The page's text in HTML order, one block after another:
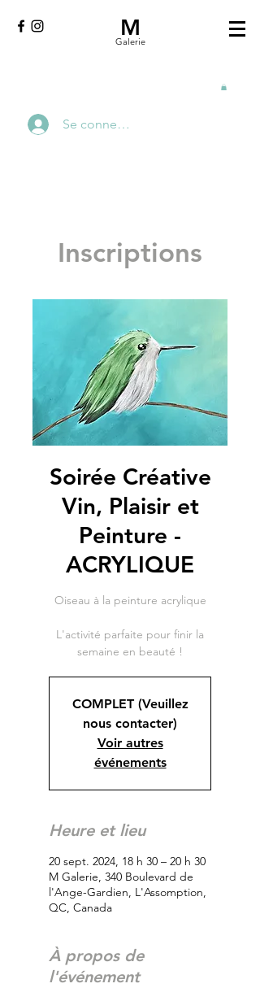
M
Galerie
Se connecter
Inscriptions
Soirée Créative
Vin, Plaisir et
Peinture -
ACRYLIQUE
Oiseau à la peinture acrylique
L'activité parfaite pour finir la
semaine en beauté !
COMPLET (Veuillez
nous contacter)
Voir autres
événements
Heure et lieu
20 sept. 2024, 18 h 30 – 20 h 30
M Galerie, 340 Boulevard de
l'Ange-Gardien, L'Assomption,
QC, Canada
À propos de
l'événement